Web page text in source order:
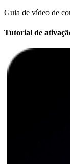
Guia de vídeo de
Tutorial de